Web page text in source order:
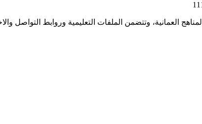
العمانية، وتتضمن الملفات التعليمية وروابط التواصل